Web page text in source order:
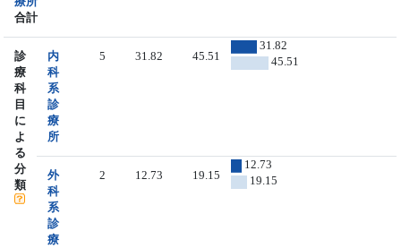
合計
診
療
科
目
に
よ
る
分
類
内
科
系
診
療
所
5 31.82 45.51
31.82
45.51
外
科
系
診
療
2 12.73 19.15
12.73
19.15